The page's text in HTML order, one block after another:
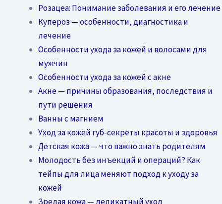
Розацеа: Понимание заболевания и его лечение
Купероз — особенности, диагностика и
лечение
Особенности ухода за кожей и волосами для
мужчин
Особенности ухода за кожей с акне
Акне — причины образования, последствия и
пути решения
Ванны с магнием
Уход за кожей губ-секреты красоты и здоровья
Детская кожа — что важно знать родителям
Молодость без инъекций и операций? Как
тейпы для лица меняют подход к уходу за
кожей
Зрелая кожа — деликатный уход